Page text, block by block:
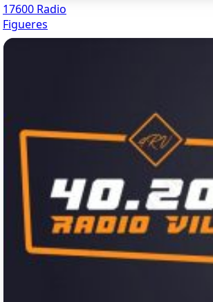
17600 Radio
Figueres